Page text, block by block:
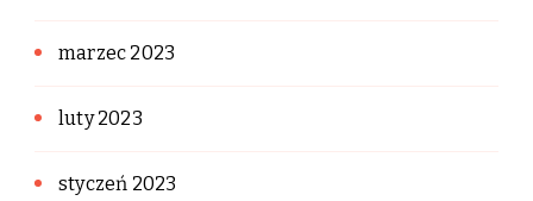
marzec 2023
luty 2023
styczeń 2023